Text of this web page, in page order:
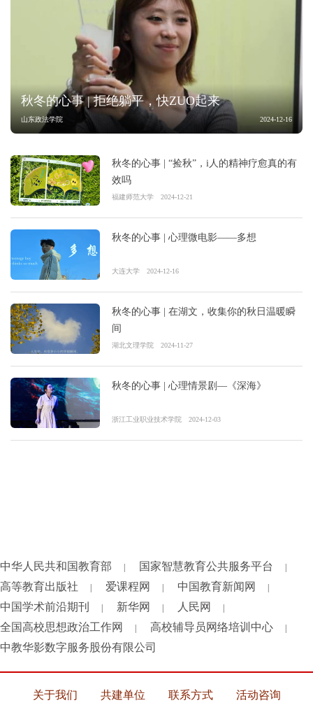
秋冬的心事 | 拒绝躺平，快ZUO起来
山东政法学院 2024-12-16
秋冬的心事 | “捡秋”，i人的精神疗愈真的有
效吗
福建师范大学 2024-12-21
秋冬的心事 | 心理微电影——多想
大连大学 2024-12-16
秋冬的心事 | 在湖文，收集你的秋日温暖瞬
间
湖北文理学院 2024-11-27
秋冬的心事 | 心理情景剧—《深海》
浙江工业职业技术学院 2024-12-03
中华人民共和国教育部 | 国家智慧教育公共服务平台 |
高等教育出版社 | 爱课程网 | 中国教育新闻网 |
中国学术前沿期刊 | 新华网 | 人民网 |
全国高校思想政治工作网 | 高校辅导员网络培训中心 |
中教华影数字服务股份有限公司
关于我们 共建单位 联系方式 活动咨询